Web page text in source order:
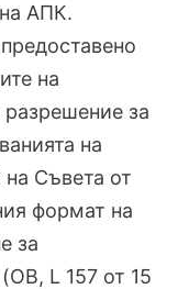
АПК.
на
разрешение за
на
Съвета от
формат на
за
L 157 от 15